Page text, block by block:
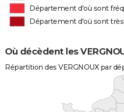
Département d'où sont
Département d'où sont
Où décèdent les
Répartition des VERGNOUX par